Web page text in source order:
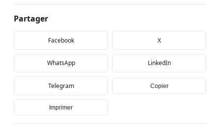
Partager
Facebook X
WhatsApp LinkedIn
Telegram Copier
Imprimer